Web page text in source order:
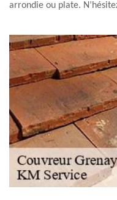
arrondie ou plate.